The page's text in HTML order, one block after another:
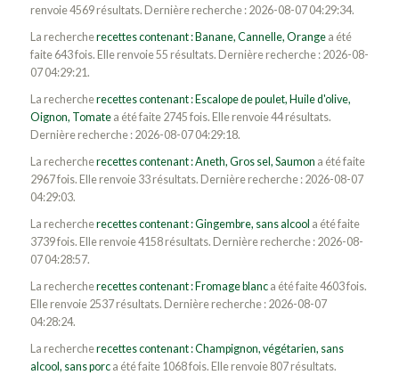
renvoie 4569 résultats. Dernière recherche : 2026-08-07 04:29:34.
La rechercherecettes contenant : Banane, Cannelle, Orangea été
faite 643 fois. Elle renvoie 55 résultats. Dernière recherche : 2026-08-
07 04:29:21.
La rechercherecettes contenant : Escalope de poulet, Huile d'olive,
Oignon, Tomatea été faite 2745 fois. Elle renvoie 44 résultats.
Dernière recherche : 2026-08-07 04:29:18.
La rechercherecettes contenant : Aneth, Gros sel, Saumon a été faite
2967 fois. Elle renvoie 33 résultats. Dernière recherche : 2026-08-07
04:29:03.
La rechercherecettes contenant : Gingembre, sans alcool a été faite
3739 fois. Elle renvoie 4158 résultats. Dernière recherche : 2026-08-
07 04:28:57.
La rechercherecettes contenant : Fromage blanca été faite 4603 fois.
Elle renvoie 2537 résultats. Dernière recherche : 2026-08-07
04:28:24.
La rechercherecettes contenant : Champignon, végétarien, sans
alcool, sans porca été faite 1068 fois. Elle renvoie 807 résultats.